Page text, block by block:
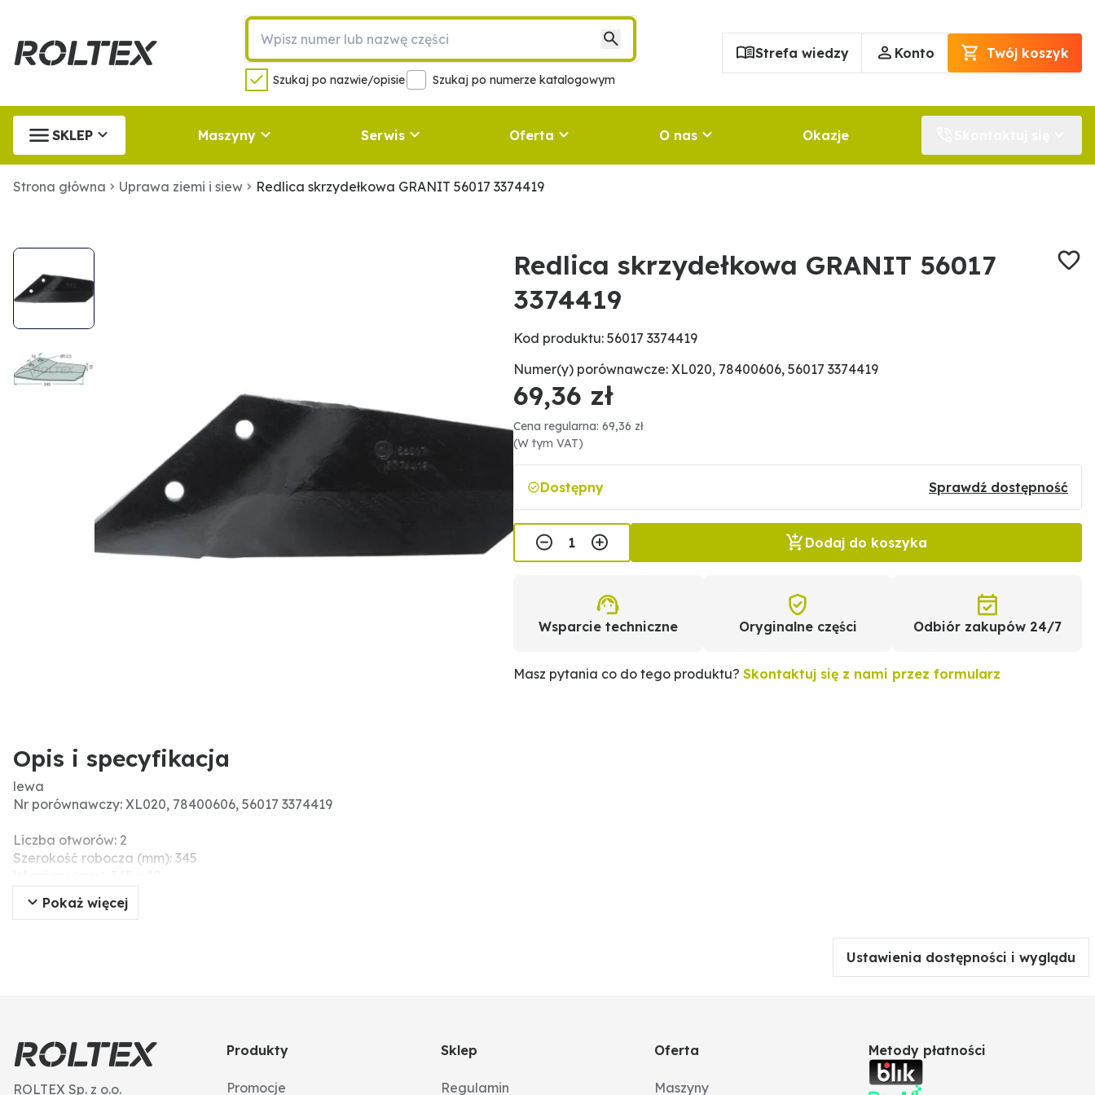
Szukaj po nazwie/opisie Szukaj po numerze katalogowym
Strefa wiedzy Konto Twój koszyk
SKLEP Maszyny Serwis Oferta O nas Okazje
Strona główna Uprawa ziemi i siew Redlica skrzydełkowa GRANIT 56017 3374419
Redlica skrzydełkowa GRANIT 56017
3374419
Kod produktu: 56017 3374419
Numer(y) porównawcze: XL020, 78400606, 56017 3374419
69,36 zł
Cena regularna: 69,36 zł
(W tym VAT)
Dostępny Sprawdź dostępność
Dodaj do koszyka
Wsparcie techniczne Oryginalne części Odbiór zakupów 24/7
Masz pytania co do tego produktu?Skontaktuj się z nami przez formularz
Opis i specyfikacja
lewa
Nr porównawczy: XL020, 78400606, 56017 3374419
Liczba otworów: 2
Szerokość robocza (mm): 345
Pasujące śruby: 2x 56017 3011805
Grubość (mm): 10
Pokaż więcej
Ustawienia dostępności i wyglądu
ROLTEX Sp. z o.o.
Produkty
Promocje
Sklep
Regulamin
Oferta
Maszyny
Metody płatności